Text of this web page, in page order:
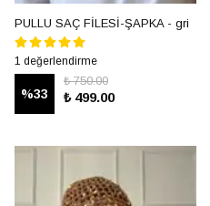
PULLU SAÇ FİLESİ-ŞAPKA - gri
1 değerlendirme
%33
₺ 750.00
₺ 499.00